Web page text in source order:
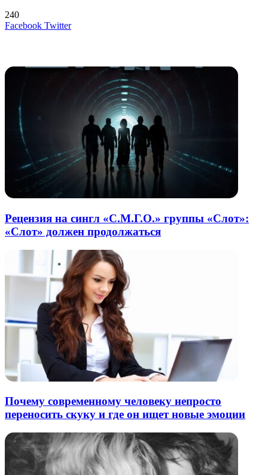
240
Facebook TwitterLinkedIn
Tumblr
Reddit
Вконтакте
Одноклассники
Skype
Messenger
Messenger
WhatsApp
Telegram
Viber
Line
Поделиться
Печатать
Рецензия на сингл «С.М.Г.О.» группы «Слот»:
«Слот» должен продолжаться
Почему современному человеку непросто
переносить скуку и где он ищет новые эмоции